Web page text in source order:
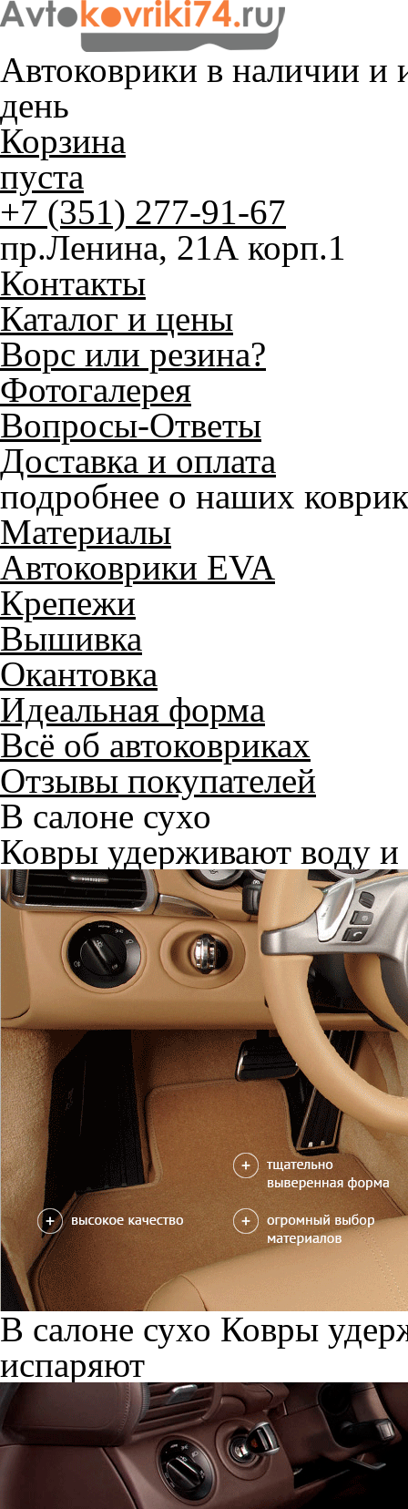
Автоковрики в наличии и
день
Корзина
пуста
+7 (351) 277-91-67
пр.Ленина, 21А корп.1
Контакты
Каталог и цены
Ворс или резина?
Фотогалерея
Вопросы-Ответы
Доставка и оплата
подробнее о наших
Материалы
Автоковрики EVA
Крепежи
Вышивка
Окантовка
Идеальная форма
Всё об автоковриках
Отзывы покупателей
В салоне сухо
Ковры удерживают воду и
В салоне сухо Ковры
испаряют